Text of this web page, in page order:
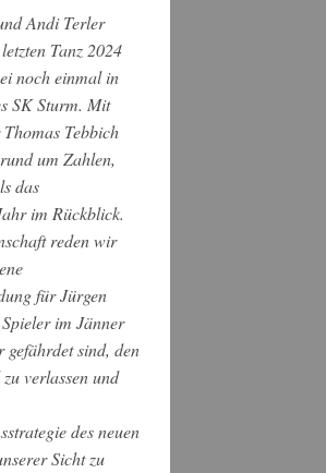
Andi Terler
Tanz 2024
noch einmal in
SK Sturm. Mit
Tebbich
um Zahlen,
das
im Rückblick.
reden wir
für Jürgen
im Jänner
gefährdet sind, den
verlassen und
des neuen
Sicht zu